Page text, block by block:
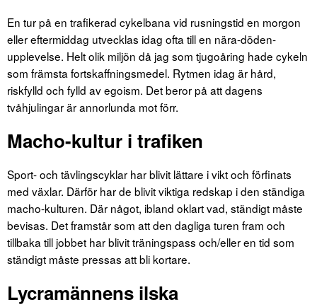
En tur på en trafikerad cykelbana vid rusningstid en morgon
eller eftermiddag utvecklas idag ofta till en nära-döden-
upplevelse. Helt olik miljön då jag som tjugoåring hade cykeln
som främsta fortskaffningsmedel. Rytmen idag är hård,
riskfylld och fylld av egoism. Det beror på att dagens
tvåhjulingar är annorlunda mot förr.
Macho-kultur i trafiken
Sport- och tävlingscyklar har blivit lättare i vikt och förfinats
med växlar. Därför har de blivit viktiga redskap i den ständiga
macho-kulturen. Där något, ibland oklart vad, ständigt måste
bevisas. Det framstår som att den dagliga turen fram och
tillbaka till jobbet har blivit träningspass och/eller en tid som
ständigt måste pressas att bli kortare.
Lycramännens ilska